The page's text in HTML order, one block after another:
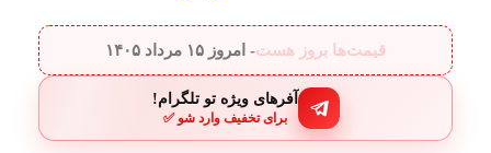
قیمت‌ها بروز هست- امروز ۱۵ مرداد ۱۴۰۵
آفرهای ویژه تو تلگرام!
برای تخفیف وارد شو ✅